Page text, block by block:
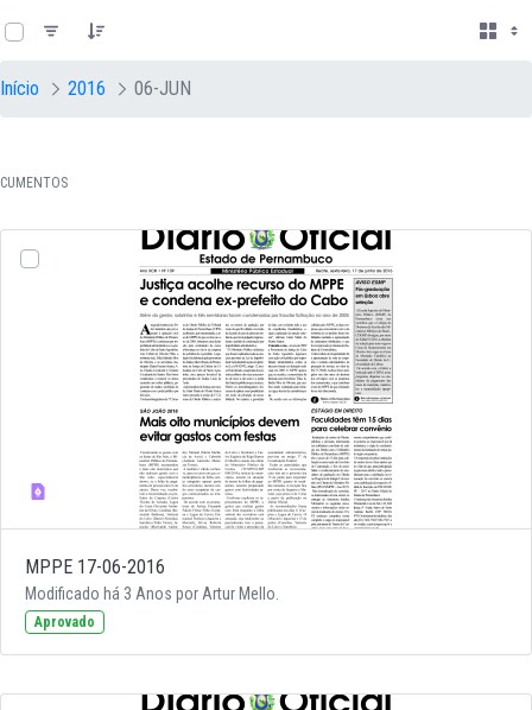
Início 2016 06-JUN
MPPE 17-06-2016
Modificado há 3 Anos por Artur Mello.
Aprovado